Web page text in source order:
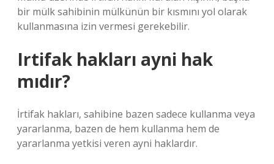
bir mülk sahibinin mülkünün bir kısmını yol olarak
kullanmasına izin vermesi gerekebilir.
Irtifak hakları ayni hak
mıdır?
İrtifak hakları, sahibine bazen sadece kullanma veya
yararlanma, bazen de hem kullanma hem de
yararlanma yetkisi veren ayni haklardır.